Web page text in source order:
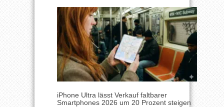
iPhone Ultra lässt Verkauf faltbarer
Smartphones 2026 um 20 Prozent steigen